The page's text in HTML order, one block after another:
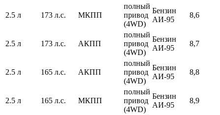
2.5 л 173 л.с. МКПП
полный
привод
(4WD)
Бензин
АИ-95
8,6
2.5 л 173 л.с. АКПП
полный
привод
(4WD)
Бензин
АИ-95
8,7
2.5 л 165 л.с. АКПП
полный
привод
(4WD)
Бензин
АИ-95
8,8
2.5 л 165 л.с. МКПП
полный
привод
(4WD)
Бензин
АИ-95
8,9